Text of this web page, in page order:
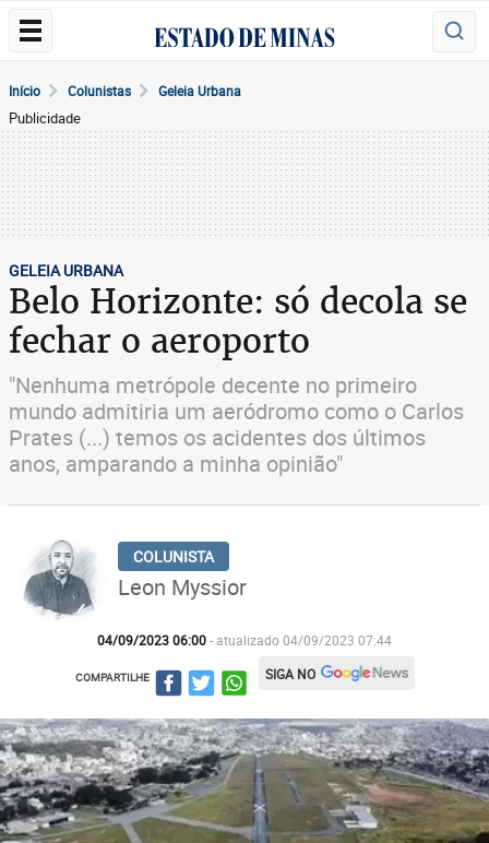
Início Colunistas Geleia Urbana
Publicidade
GELEIA URBANA
Belo Horizonte: só decola se
fechar o aeroporto
"Nenhuma metrópole decente no primeiro
mundo admitiria um aeródromo como o Carlos
Prates (...) temos os acidentes dos últimos
anos, amparando a minha opinião"
Leon Myssior
04/09/2023 06:00- atualizado 04/09/2023 07:44
COMPARTILHE SIGA NO